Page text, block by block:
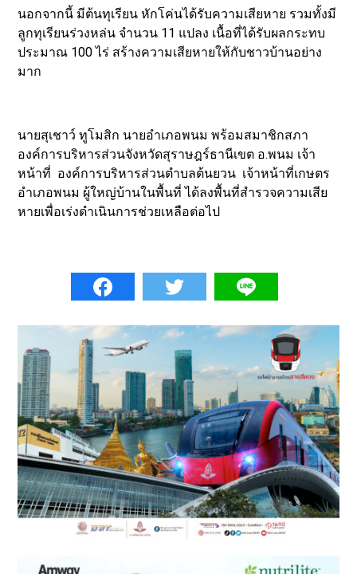
นอกจากนี้ มีต้นทุเรียน หักโค่นได้รับความเสียหาย รวมทั้งมี
ลูกทุเรียนร่วงหล่น จำนวน 11 แปลง เนื้อที่ได้รับผลกระทบ
ประมาณ 100 ไร่ สร้างความเสียหายให้กับชาวบ้านอย่าง
มาก
นายสุเชาว์ ทูโมสิก นายอำเภอพนม พร้อมสมาชิกสภา
องค์การบริหารส่วนจังหวัดสุราษฎร์ธานีเขต อ.พนม เจ้า
หน้าที่ องค์การบริหารส่วนตำบลต้นยวน เจ้าหน้าที่เกษตร
อำเภอพนม ผู้ใหญ่บ้านในพื้นที่ ได้ลงพื้นที่สำรวจความเสีย
หายเพื่อเร่งดำเนินการช่วยเหลือต่อไป